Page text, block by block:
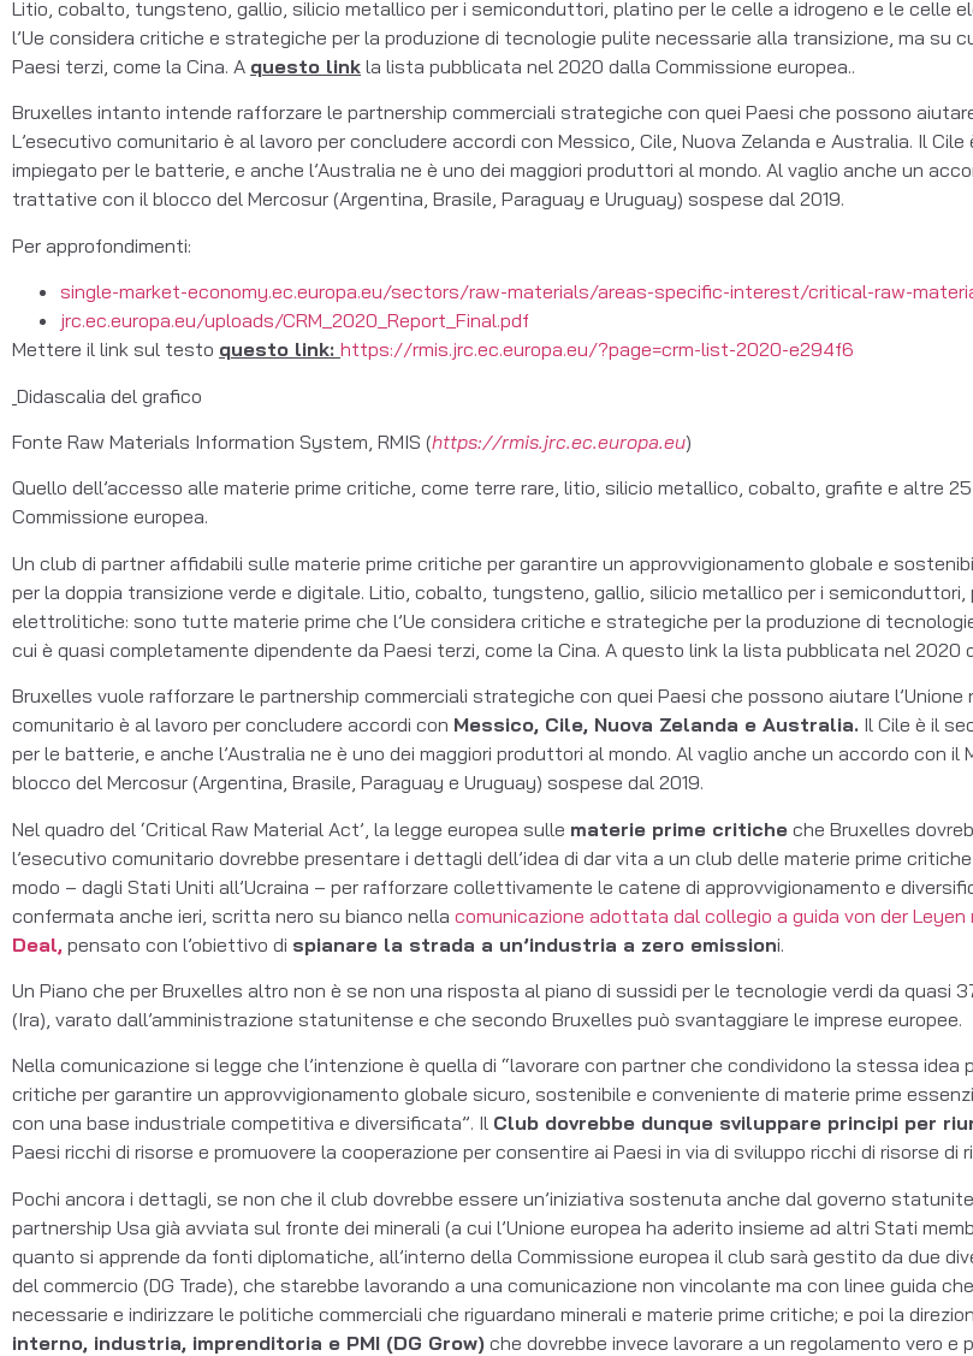
Litio, cobalto, tungsteno, gallio, silicio metallico per i semiconduttori, platino per le celle a idrogeno e le celle
l’Ue considera critiche e strategiche per la produzione di tecnologie pulite necessarie alla transizione, ma su
Paesi terzi, come la Cina. A questo link la lista pubblicata nel 2020 dalla Commissione europea..
Bruxelles intanto intende rafforzare le partnership commerciali strategiche con quei Paesi che possono
L’esecutivo comunitario è al lavoro per concludere accordi con Messico, Cile, Nuova Zelanda e Australia. Il
impiegato per le batterie, e anche l’Australia ne è uno dei maggiori produttori al mondo. Al vaglio anche un
trattative con il blocco del Mercosur (Argentina, Brasile, Paraguay e Uruguay) sospese dal 2019.
Per approfondimenti:
single-market-economy.ec.europa.eu/sectors/raw-materials/areas-specific-interest/critical-raw-
jrc.ec.europa.eu/uploads/CRM_2020_Report_Final.pdf
Mettere il link sul testo questo link: https://rmis.jrc.ec.europa.eu/?page=crm-list-2020-e294f6
Didascalia del grafico
Fonte Raw Materials Information System, RMIS (https://rmis.jrc.ec.europa.eu)
Quello dell’accesso alle materie prime critiche, come terre rare, litio, silicio metallico, cobalto, grafite e altre
Commissione europea.
Un club di partner affidabili sulle materie prime critiche per garantire un approvvigionamento globale e
per la doppia transizione verde e digitale. Litio, cobalto, tungsteno, gallio, silicio metallico per i
elettrolitiche: sono tutte materie prime che l’Ue considera critiche e strategiche per la produzione di
cui è quasi completamente dipendente da Paesi terzi, come la Cina. A questo link la lista pubblicata nel 2020
Bruxelles vuole rafforzare le partnership commerciali strategiche con quei Paesi che possono aiutare l’Unione
comunitario è al lavoro per concludere accordi con Messico, Cile, Nuova Zelanda e Australia. Il Cile è il
per le batterie, e anche l’Australia ne è uno dei maggiori produttori al mondo. Al vaglio anche un accordo con
blocco del Mercosur (Argentina, Brasile, Paraguay e Uruguay) sospese dal 2019.
Nel quadro del ‘Critical Raw Material Act’, la legge europea sulle materie prime critiche che Bruxelles
l’esecutivo comunitario dovrebbe presentare i dettagli dell’idea di dar vita a un club delle materie prime
modo – dagli Stati Uniti all’Ucraina – per rafforzare collettivamente le catene di approvvigionamento e
confermata anche ieri, scritta nero su bianco nella comunicazione adottata dal collegio a guida von der Leyen
Deal, pensato con l’obiettivo di spianare la strada a un’industria a zero emissioni.
Un Piano che per Bruxelles altro non è se non una risposta al piano di sussidi per le tecnologie verdi da quasi
(Ira), varato dall’amministrazione statunitense e che secondo Bruxelles può svantaggiare le imprese europee.
Nella comunicazione si legge che l’intenzione è quella di “lavorare con partner che condividono la stessa idea
critiche per garantire un approvvigionamento globale sicuro, sostenibile e conveniente di materie prime
con una base industriale competitiva e diversificata”. Il Club dovrebbe dunque sviluppare principi per
Paesi ricchi di risorse e promuovere la cooperazione per consentire ai Paesi in via di sviluppo ricchi di risorse di
Pochi ancora i dettagli, se non che il club dovrebbe essere un’iniziativa sostenuta anche dal governo
partnership Usa già avviata sul fronte dei minerali (a cui l’Unione europea ha aderito insieme ad altri Stati
quanto si apprende da fonti diplomatiche, all’interno della Commissione europea il club sarà gestito da due
del commercio (DG Trade), che starebbe lavorando a una comunicazione non vincolante ma con linee guida
necessarie e indirizzare le politiche commerciali che riguardano minerali e materie prime critiche; e poi la
interno, industria, imprenditoria e PMI (DG Grow) che dovrebbe invece lavorare a un regolamento vero e